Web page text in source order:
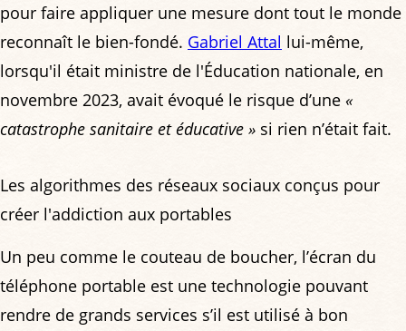
pour faire appliquer une mesure dont tout le monde
reconnaît le bien-fondé. Gabriel Attal lui-même,
lorsqu'il était ministre de l'Éducation nationale, en
novembre 2023, avait évoqué le risque d’une «
catastrophe sanitaire et éducative » si rien n’était fait.
Les algorithmes des réseaux sociaux conçus pour
créer l'addiction aux portables
Un peu comme le couteau de boucher, l’écran du
téléphone portable est une technologie pouvant
rendre de grands services s’il est utilisé à bon